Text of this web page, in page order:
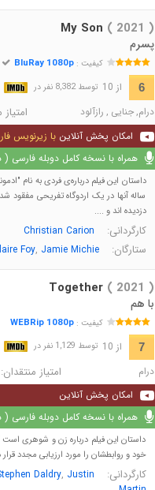
My Son ( 2021 )
پسرم
کیفیت :BluRay 1080p
6 از 10 توسط 8,382 نفر در
درام,جنایی , رازآلود
امکان پخش آنلاین با زیرنویس
همراه با نسخه کامل دوبله فارسی (
داستان این فیلم درباره‌ی فردی به نام
ساله آنها در یک اردوگاه تفریحی
دزدیده اند و ....
کارگردانی: Christian Carion
ستارگان: Foy, Jamie Michie
Together( 2021 )
با هم
کیفیت :WEBRip 1080p
7 از 10 توسط 1,129 نفر در
درام امتیاز منتقدان:
امکان پخش آنلاین
همراه با نسخه کامل دوبله فارسی (
خود و روابطشان را مورد ارزیابی مجدد
کارگردانی: Daldry, Justin